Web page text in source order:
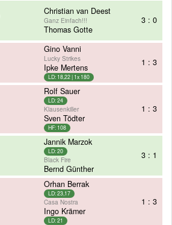
Christian van Deest
Ganz Einfach!!!
Thomas Gotte
3 : 0
Gino Vanni
Lucky Strikes
Ipke Mertens
LD: 18,22 | 1x 180
1 : 3
Rolf Sauer
LD: 24
Klausenkiller
Sven Tödter
HF: 108
1 : 3
Jannik Marzok
LD: 20
Black Fire
Bernd Günther
3 : 1
Orhan Berrak
LD: 23,17
Casa Nostra
Ingo Krämer
LD: 21
1 : 3